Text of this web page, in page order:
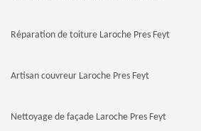
Réparation de toiture Laroche Pres Feyt
Artisan couvreur Laroche Pres Feyt
Nettoyage de façade Laroche Pres Feyt